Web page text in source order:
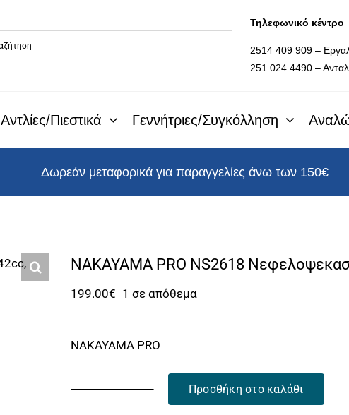
Τηλεφωνικό κέντρο
2514 409 909 –
251 024 4490 –
Αντλίες/Πιεστικά Γεννήτριες/Συγκόλληση
Δωρεάν μεταφορικά για παραγγελίες άνω των 150€
NAKAYAMA PRO NS2618
199.00€ 1 σε απόθεμα
NAKAYAMA PRO
Προσθήκη στο καλάθι